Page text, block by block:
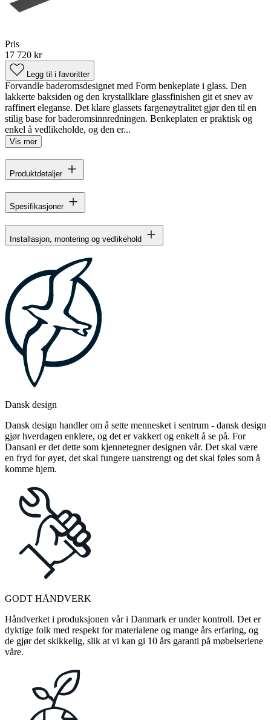
Pris
17 720 kr
Legg til i favoritter
Forvandle baderomsdesignet med Form benkeplate i glass. Den
lakkerte baksiden og den krystallklare glassfinishen git et snev av
raffinert eleganse. Det klare glassets fargenøytralitet gjør den til en
stilig base for baderomsinnredningen. Benkeplaten er praktisk og
enkel å vedlikeholde, og den er...
Vis mer
Produktdetaljer
Spesifikasjoner
Installasjon, montering og vedlikehold
Dansk design
Dansk design handler om å sette mennesket i sentrum - dansk design
gjør hverdagen enklere, og det er vakkert og enkelt å se på. For
Dansani er det dette som kjennetegner designen vår. Det skal være
en fryd for øyet, det skal fungere uanstrengt og det skal føles som å
komme hjem.
GODT HÅNDVERK
Håndverket i produksjonen vår i Danmark er under kontroll. Det er
dyktige folk med respekt for materialene og mange års erfaring, og
de gjør det skikkelig, slik at vi kan gi 10 års garanti på møbelseriene
våre.